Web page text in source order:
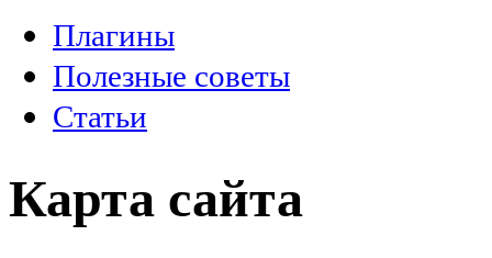
Плагины
Полезные советы
Статьи
Карта сайта